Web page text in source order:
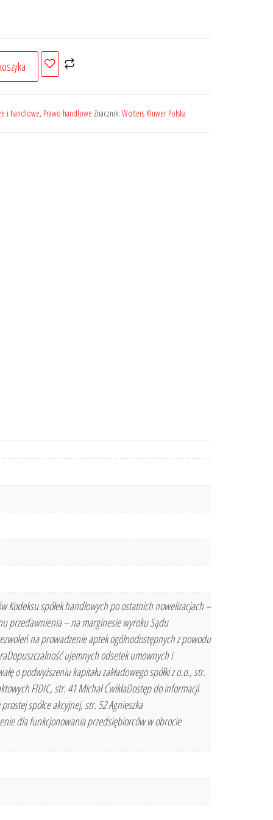
i handlowe, Prawo handlowe Znacznik: Wolters Kluwer Polska
Kodeksu spółek handlowych po ostatnich nowelizacjach –
przedawnienia – na marginesie wyroku Sądu
na prowadzenie aptek ogólnodostępnych z powodu
ujemnych odsetek umownych i
o podwyższeniu kapitału zakładowego spółki z o.o., str.
FIDIC, str. 41 Michał ĆwikłaDostęp do informacji
spółce akcyjnej, str. 52 Agnieszka
dla funkcjonowania przedsiębiorców w obrocie